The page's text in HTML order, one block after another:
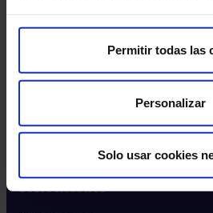
Permitir todas las
Personalizar
Solo usar cookies
Sobre nosotros